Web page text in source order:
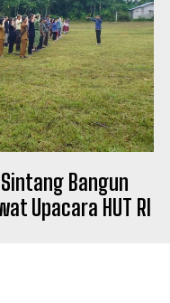
Bangun
Upacara HUT RI